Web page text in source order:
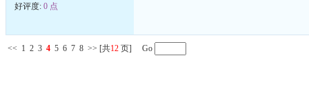
好评度: 0 点
<< 1 2 3 4 5 6 7 8 >> [共12 页] Go